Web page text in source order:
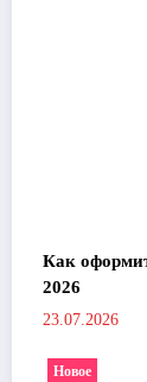
Как
2026
23.07.2026
Новое